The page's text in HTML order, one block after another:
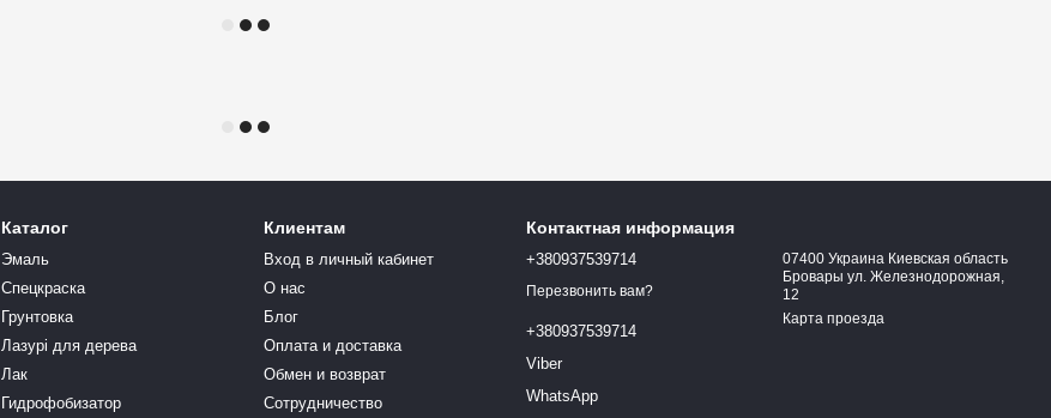
Каталог
Эмаль
Спецкраска
Грунтовка
Лазурі для дерева
Лак
Гидрофобизатор
Клиентам
Вход в личный кабинет
О нас
Блог
Оплата и доставка
Обмен и возврат
Сотрудничество
Контактная информация
+380937539714
Перезвонить вам?
+380937539714
Viber
WhatsApp
07400 Украина Киевская область
Бровары ул. Железнодорожная,
12
Карта проезда